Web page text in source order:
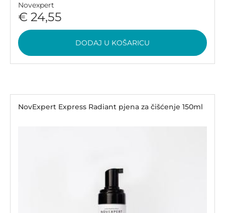
Novexpert
€ 24,55
DODAJ U KOŠARICU
NovExpert Express Radiant pjena za čišćenje 150ml